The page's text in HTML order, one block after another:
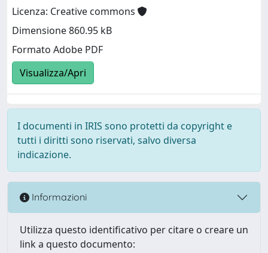
Licenza: Creative commons
Dimensione 860.95 kB
Formato Adobe PDF
Visualizza/Apri
I documenti in IRIS sono protetti da copyright e
tutti i diritti sono riservati, salvo diversa
indicazione.
Informazioni
Utilizza questo identificativo per citare o creare un
link a questo documento: